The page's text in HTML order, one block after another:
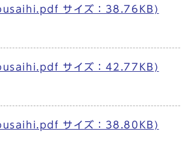
サイズ：38.76KB)
サイズ：42.77KB)
サイズ：38.80KB)